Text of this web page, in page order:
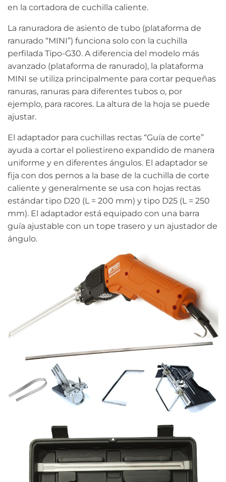
en la cortadora de cuchilla caliente.
La ranuradora de asiento de tubo (plataforma de
ranurado “MINI”) funciona solo con la cuchilla
perfilada Tipo-G30. A diferencia del modelo más
avanzado (plataforma de ranurado), la plataforma
MINI se utiliza principalmente para cortar pequeñas
ranuras, ranuras para diferentes tubos o, por
ejemplo, para racores. La altura de la hoja se puede
ajustar.
El adaptador para cuchillas rectas “Guía de corte”
ayuda a cortar el poliestireno expandido de manera
uniforme y en diferentes ángulos. El adaptador se
fija con dos pernos a la base de la cuchilla de corte
caliente y generalmente se usa con hojas rectas
estándar tipo D20 (L = 200 mm) y tipo D25 (L = 250
mm). El adaptador está equipado con una barra
guía ajustable con un tope trasero y un ajustador de
ángulo.